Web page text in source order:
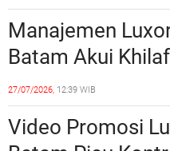
Realisasi
Lampaui 50
Manajemen
Batam Akui
Minta Maaf,
Langsung Di-
27/07/2026, 12:39 WIB
Video Promosi